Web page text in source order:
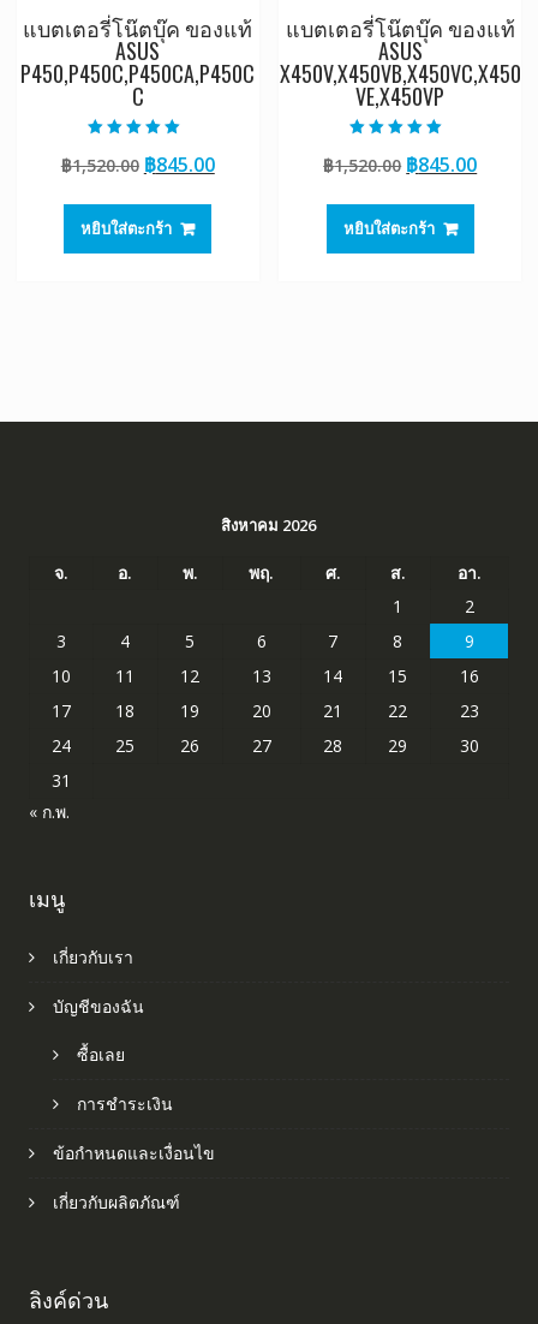
แบตเตอรี่โน๊ตบุ๊ค ของแท้
ASUS
P450,P450C,P450CA,P450C
C
5.00
ตั้งแต่ 1-5
฿1,520.00 Original
was:
฿1,520.00.
฿845.00Current
หยิบใส่ตะกร้า
แบตเตอรี่โน๊ตบุ๊ค ของแท้
ASUS
X450V,X450VB,X450VC,X450
VE,X450VP
5.00
ตั้งแต่ 1-5
฿1,520.00 Original
was:
฿1,520.00.
฿845.00
หยิบใส่ตะกร้า
สิงหาคม 2026
จ. อ. พ. พฤ. ศ. ส.
อา.
1
2
3
4 5 6 7 8
9
10
11 12 13 14 15
16
17
18 19 20 21 22
23
24
25 26 27 28 29
30
31
« ก.พ.
เมนู
เกี่ยวกับเรา
บัญชีของฉัน
ซื้อเลย
การชำระเงิน
ข้อกำหนดและเงื่อนไข
เกี่ยวกับผลิตภัณฑ์
ลิงค์ด่วน